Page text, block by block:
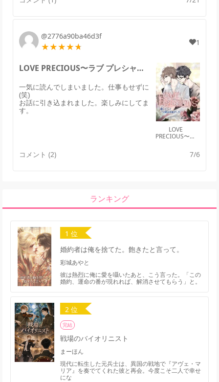
@2776a90ba46d3f
1
LOVE PRECIOUS〜ラブ プレシャスのレビュー
一気に読んでしまいました。仕事もせずに
(笑)
お話に引き込まれました。楽しみにしてま
す。
LOVE
PRECIOUS〜ラ
コメント (2) 7/6
ランキング
1 位
婚約者は俺を捨てた。飽きたと言って。
彩城あやと
彼は熱烈に俺に愛を囁いたあと、こう言った。「この
婚約、運命の番が現れれば、解消させてもらう」と。
2 位
完結
戦場のバイオリニスト
まーほん
現代に転生した元兵士は、異国の戦地で『アヴェ・マ
リア』を奏でてくれた彼と再会。今度こそ二人で幸せ
にな